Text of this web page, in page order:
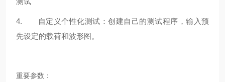
4. 自定义个性化测试：创建自己的测试程序，输入预
先设定的载荷和波形图。
重要参数：